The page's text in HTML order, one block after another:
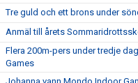
Tre guld och ett brons under
Anmäl till årets
Flera 200m-pers under tredje
Games